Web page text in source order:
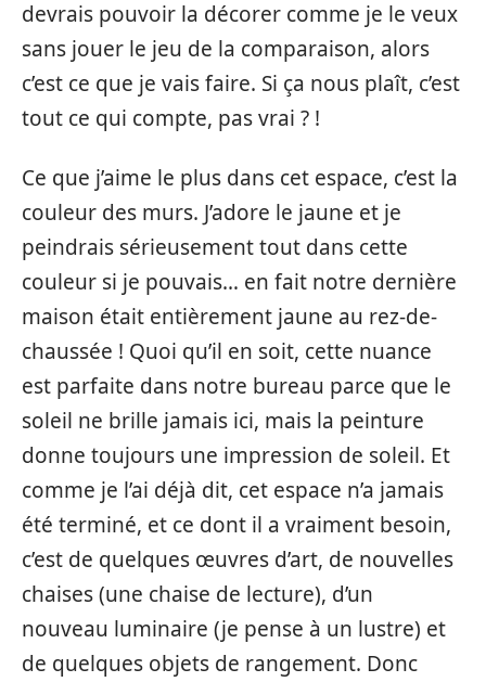
devrais pouvoir la décorer comme je le veux
sans jouer le jeu de la comparaison, alors
c’est ce que je vais faire. Si ça nous plaît, c’est
tout ce qui compte, pas vrai ? !
Ce que j’aime le plus dans cet espace, c’est la
couleur des murs. J’adore le jaune et je
peindrais sérieusement tout dans cette
couleur si je pouvais… en fait notre dernière
maison était entièrement jaune au rez-de-
chaussée ! Quoi qu’il en soit, cette nuance
est parfaite dans notre bureau parce que le
soleil ne brille jamais ici, mais la peinture
donne toujours une impression de soleil. Et
comme je l’ai déjà dit, cet espace n’a jamais
été terminé, et ce dont il a vraiment besoin,
c’est de quelques œuvres d’art, de nouvelles
chaises (une chaise de lecture), d’un
nouveau luminaire (je pense à un lustre) et
de quelques objets de rangement. Donc